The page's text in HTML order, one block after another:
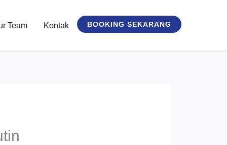
Team Kontak BOOKING SEKARANG